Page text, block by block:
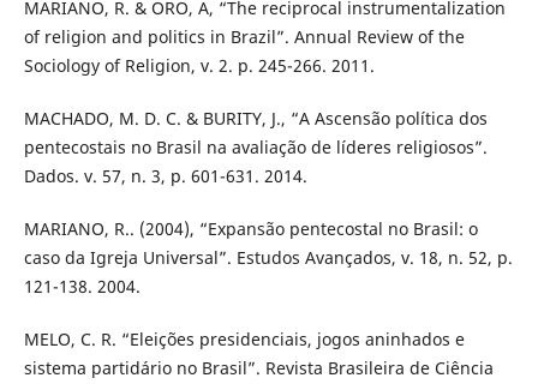
MARIANO, R. & ORO, A, “The reciprocal instrumentalization
of religion and politics in Brazil”. Annual Review of the
Sociology of Religion, v. 2. p. 245-266. 2011.
MACHADO, M. D. C. & BURITY, J., “A Ascensão política dos
pentecostais no Brasil na avaliação de líderes religiosos”.
Dados. v. 57, n. 3, p. 601-631. 2014.
MARIANO, R.. (2004), “Expansão pentecostal no Brasil: o
caso da Igreja Universal”. Estudos Avançados, v. 18, n. 52, p.
121-138. 2004.
MELO, C. R. “Eleições presidenciais, jogos aninhados e
sistema partidário no Brasil”. Revista Brasileira de Ciência